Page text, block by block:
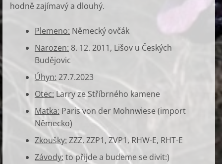
hodně zajímavý a dlouhý.
Plemeno: Německý ovčák
Narozen: 8. 12. 2011, Lišov u Českých
Budějovic
Úhyn: 27.7.2023
Otec: Larry ze Stříbrného kamene
Matka: Paris von der Mohnwiese (import
Německo)
Zkoušky: ZZZ, ZZP1, ZVP1, RHW-E, RHT-E
Závody: to přijde a budeme se divit:)